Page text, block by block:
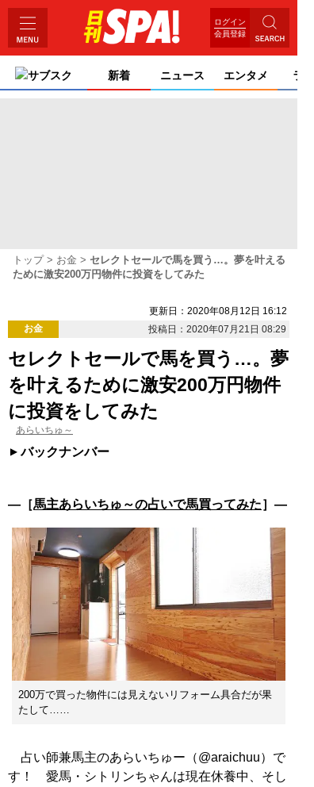
ログイン
会員登録
サブスク 新着 ニュース エンタメ ライ
トップ お金
セレクトセールで馬を買う…。夢を叶える
ために激安200万円物件に投資をしてみた
更新日：2020年08月12日 16:12
お金
投稿日：2020年07月21日 08:29
セレクトセールで馬を買う…。夢
を叶えるために激安200万円物件
に投資をしてみた
あらいちゅ～
バックナンバー
―［馬主あらいちゅ～の占いで馬買ってみた］―
200万で買った物件には見えないリフォーム具合だが果
たして……
占い師兼馬主のあらいちゅー（@araichuu）で
す！ 愛馬・シトリンちゃんは現在休養中、そし